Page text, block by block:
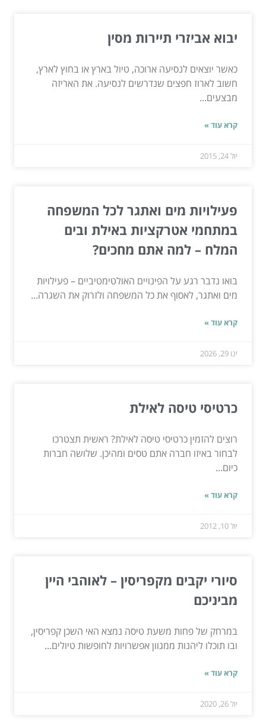
יבוא אביזרי תיירות מסין
כאשר יוצאים לנסיעה ארוכה, טיול בארץ או בחוץ לארץ,
חשוב לארוז חפצים שנדרשים לנסיעה. את האריזה
מבצעים...
קרא עוד »
יול 24, 2015
פעילויות מים ואתגר לכל המשפחה
במתחמי אטרקציות באילת ובים
המלח – למה אתם מחכים?
בואו נדבר רגע על הפינויים האולטימטיביים – פעילויות
מים ואתגר, לאסוף את כל המשפחה ולזרוק את השגרה...
קרא עוד »
ינו 29, 2026
כרטיסי טיסה לאילת
רוצים להזמין כרטיסי טיסה לאילת? ראשית תצטרכו
לבחור באיזו חברה אתם טסים ומהיכן. שלושה חברות
כיום...
קרא עוד »
יול 10, 2012
סיורי יקבים מקפריסין – לאוהבי היין
מביניכם
במרחק של פחות משעת טיסה נמצא האי השכן קפריסין,
ובו תוכלו ליהנות ממגוון אפשרויות לחופשות טיולים...
קרא עוד »
יול 26, 2020